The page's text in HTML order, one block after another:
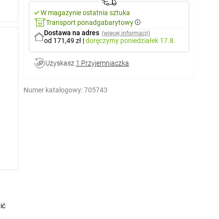
W magazynie ostatnia sztuka
Transport ponadgabarytowy
Dostawa na adres (więcej informacji)
od 171,49 zł |doręczymy poniedziałek 17.8.
Uzyskasz 1 Przyjemniaczka
Numer katalogowy:705743